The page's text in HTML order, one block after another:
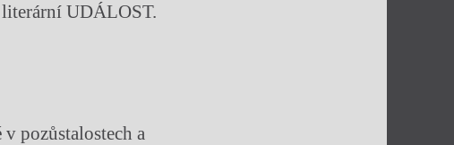
literární UDÁLOST.
v pozůstalostech a